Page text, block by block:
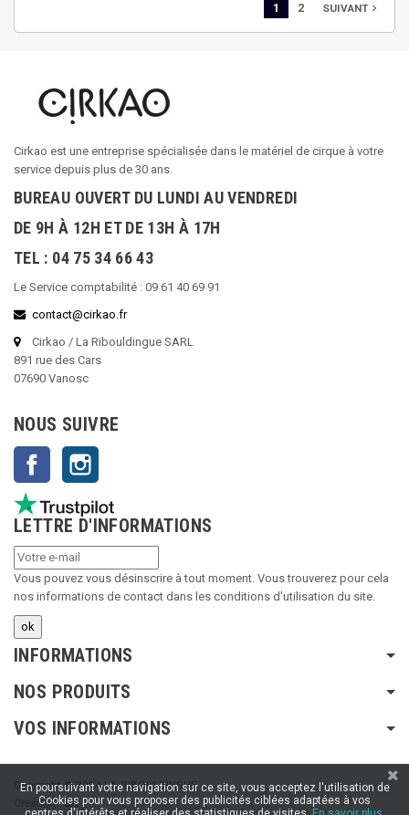
1 2 SUIVANTnavigate_next
Cirkao est une entreprise spécialisée dans le matériel de cirque à votre
service depuis plus de 30 ans.
BUREAU OUVERT DU LUNDI AU VENDREDI
DE 9H À 12H ET DE 13H À 17H
TEL : 04 75 34 66 43
Le Service comptabilité : 09 61 40 69 91
contact@cirkao.fr
Cirkao / La Ribouldingue SARL
891 rue des Cars
07690 Vanosc
NOUS SUIVRE
Facebook
LETTRE D'INFORMATIONS
Vous pouvez vous désinscrire à tout moment. Vous trouverez pour cela
nos informations de contact dans les conditions d'utilisation du site.
INFORMATIONS
NOS PRODUITS
VOS INFORMATIONS
Copyright © 2024 LA RIBOULDINGUE
Création :SFI
En poursuivant votre navigation sur ce site, vous acceptez l'utilisation de
Cookies pour vous proposer des publicités ciblées adaptées à vos